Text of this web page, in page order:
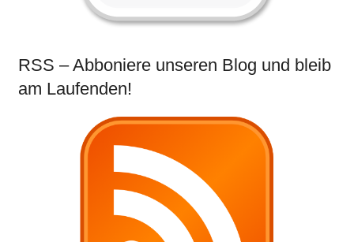
RSS – Abboniere unseren Blog und bleib
am Laufenden!